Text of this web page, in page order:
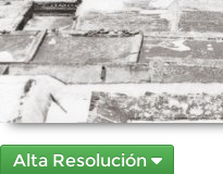
Alta Resolución